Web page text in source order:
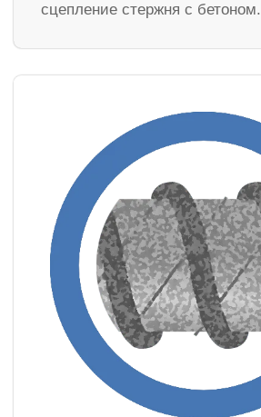
сцепление стержня с бетоном.